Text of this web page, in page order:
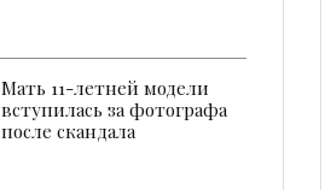
Мать 11-летней модели
вступилась за фотографа
после скандала